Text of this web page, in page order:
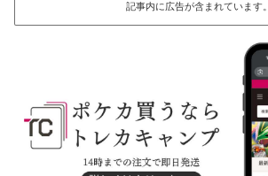
記事内に広告が含まれています。